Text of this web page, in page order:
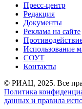
Пресс-центр
Редакция
Документы
Реклама на сайте
Использование
СОУТ
Контакты
© РИАЦ, 2025. Все
Политика
данных и правила